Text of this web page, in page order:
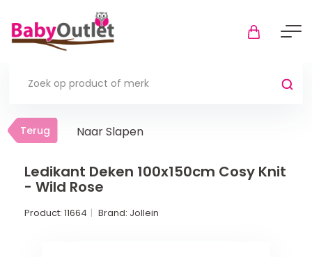
Terug
Thuis
Terug Naar Slapen
Ledikant Deken 100x150cm Cosy Knit
- Wild Rose
Product: 11664 Brand: Jollein